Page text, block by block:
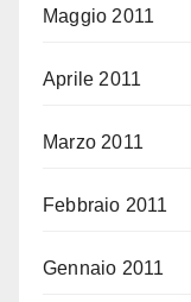
Maggio 2011
Aprile 2011
Marzo 2011
Febbraio 2011
Gennaio 2011